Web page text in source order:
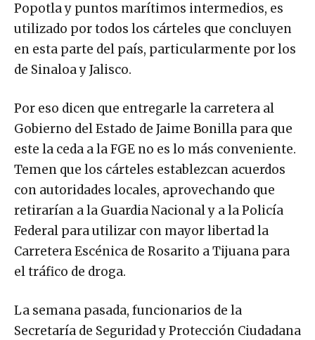
Popotla y puntos marítimos intermedios, es
utilizado por todos los cárteles que concluyen
en esta parte del país, particularmente por los
de Sinaloa y Jalisco.
Por eso dicen que entregarle la carretera al
Gobierno del Estado de Jaime Bonilla para que
este la ceda a la FGE no es lo más conveniente.
Temen que los cárteles establezcan acuerdos
con autoridades locales, aprovechando que
retirarían a la Guardia Nacional y a la Policía
Federal para utilizar con mayor libertad la
Carretera Escénica de Rosarito a Tijuana para
el tráfico de droga.
La semana pasada, funcionarios de la
Secretaría de Seguridad y Protección Ciudadana